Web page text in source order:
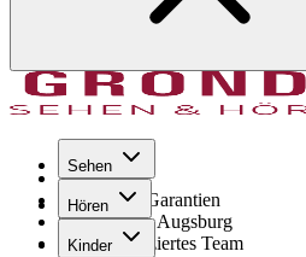
Sehen
Hören
Kinder
Seit 1971
GRONDE Garantien
8× im Raum Augsburg
Hochqualifiziertes Team